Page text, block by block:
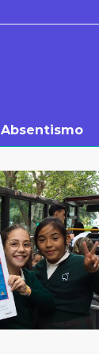
Absentismo